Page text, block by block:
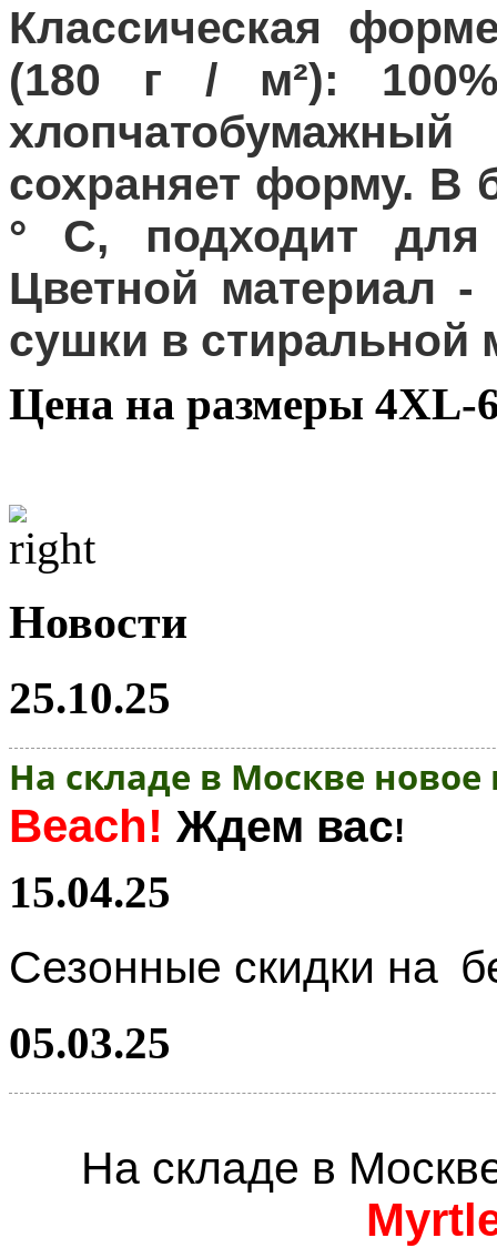
Классическая
(180 г / м²): 100%
сохраняет форму. В
° C, подходит
Цветной материал
сушки в стиральной
Цена на размеры
Новости
25.10.25
На складе в Москве
Beach! Ждем вас!
15.04.25
Сезонные скидки на
05.03.25
На складе в